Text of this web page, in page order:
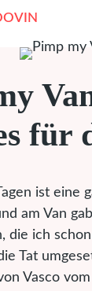
für
ist eine
am Van
die ich
Tat
Vasco vom